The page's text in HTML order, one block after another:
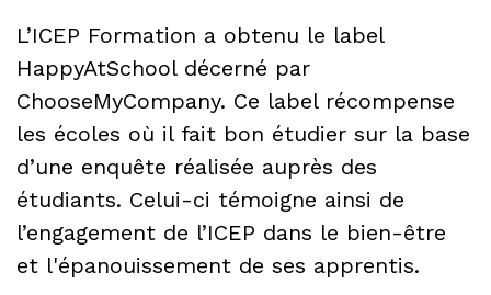
L’ICEP Formation a obtenu le label
HappyAtSchool décerné par
ChooseMyCompany. Ce label récompense
les écoles où il fait bon étudier sur la base
d’une enquête réalisée auprès des
étudiants. Celui-ci témoigne ainsi de
l’engagement de l’ICEP dans le bien-être
et l'épanouissement de ses apprentis.